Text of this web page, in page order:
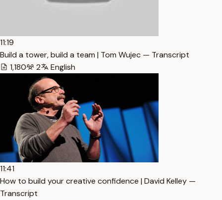
11:19
Build a tower, build a team | Tom Wujec — Transcript
1,180
2 English
11:41
How to build your creative confidence | David Kelley —
Transcript